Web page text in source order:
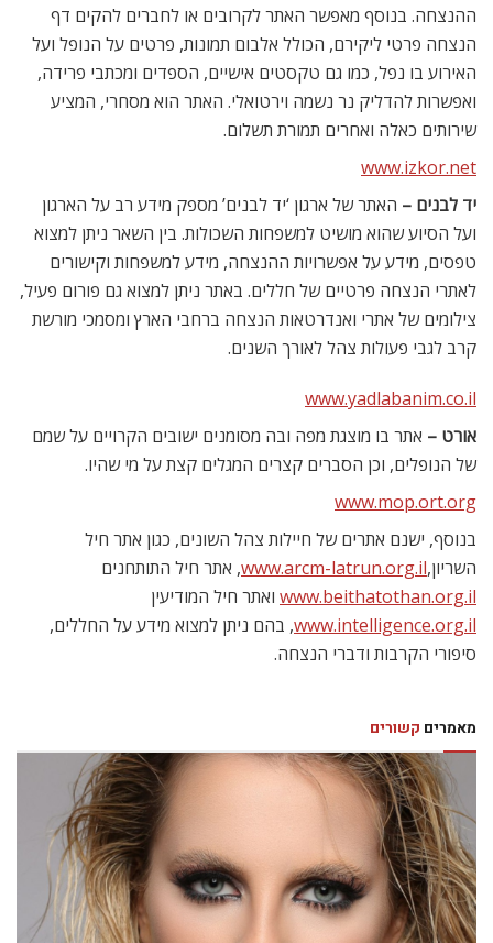
ההנצחה. בנוסף מאפשר האתר לקרובים או לחברים להקים דף
הנצחה פרטי ליקירם, הכולל אלבום תמונות, פרטים על הנופל ועל
האירוע בו נפל, כמו גם טקסטים אישיים, הספדים ומכתבי פרידה,
ואפשרות להדליק נר נשמה וירטואלי. האתר הוא מסחרי, המציע
שירותים כאלה ואחרים תמורת תשלום.
www.izkor.net
יד לבנים – האתר של ארגון ‘יד לבנים’ מספק מידע רב על הארגון
ועל הסיוע שהוא מושיט למשפחות השכולות. בין השאר ניתן למצוא
טפסים, מידע על אפשרויות ההנצחה, מידע למשפחות וקישורים
לאתרי הנצחה פרטיים של חללים. באתר ניתן למצוא גם פורום פעיל,
צילומים של אתרי ואנדרטאות הנצחה ברחבי הארץ ומסמכי מורשת
קרב לגבי פעולות צהל לאורך השנים.
www.yadlabanim.co.il
אורט – אתר בו מוצגת מפה ובה מסומנים ישובים הקרויים על שמם
של הנופלים, וכן הסברים קצרים המגלים קצת על מי שהיו.
www.mop.ort.org
בנוסף, ישנם אתרים של חיילות צהל השונים, כגון אתר חיל
השריון,www.arcm-latrun.org.il, אתר חיל התותחנים
www.beithatothan.org.il ואתר חיל המודיעין
www.intelligence.org.il, בהם ניתן למצוא מידע על החללים,
סיפורי הקרבות ודברי הנצחה.
מאמרים קשורים